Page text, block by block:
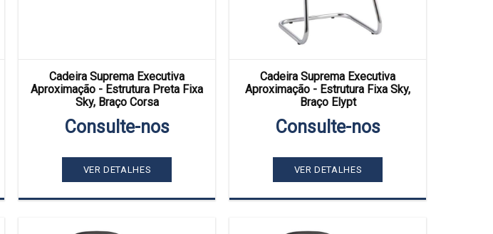
Cadeira Suprema Executiva
Aproximação - Estrutura Preta Fixa
Sky, Braço Corsa
Consulte-nos
VER DETALHES
Cadeira Suprema Executiva
Aproximação - Estrutura Fixa Sky,
Braço Elypt
Consulte-nos
VER DETALHES